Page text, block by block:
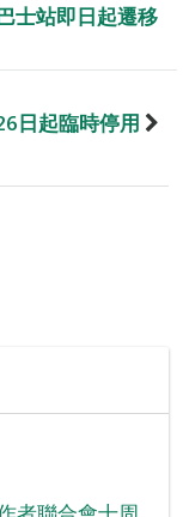
士站即日起遷移
日起臨時停用